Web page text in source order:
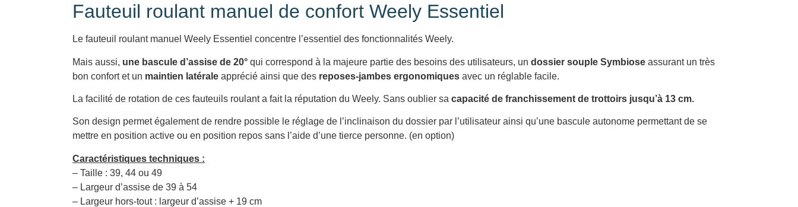
Fauteuil roulant manuel de confort Weely Essentiel
Le fauteuil roulant manuel Weely Essentiel concentre l’essentiel des fonctionnalités Weely.
Mais aussi, une bascule d’assise de 20° qui correspond à la majeure partie des besoins des utilisateurs, un dossier souple Symbiose assurant un très
bon confort et un maintien latérale apprécié ainsi que des reposes-jambes ergonomiques avec un réglable facile.
La facilité de rotation de ces fauteuils roulant a fait la réputation du Weely. Sans oublier sa capacité de franchissement de trottoirs jusqu’à 13 cm.
Son design permet également de rendre possible le réglage de l’inclinaison du dossier par l’utilisateur ainsi qu’une bascule autonome permettant de se
mettre en position active ou en position repos sans l’aide d’une tierce personne. (en option)
Caractéristiques techniques :
– Taille : 39, 44 ou 49
– Largeur d’assise de 39 à 54
– Largeur hors-tout : largeur d’assise + 19 cm